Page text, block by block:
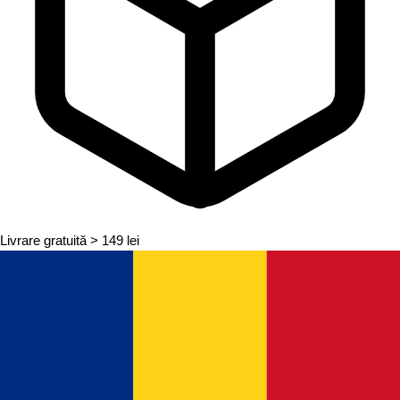
Livrare gratuită > 149 lei